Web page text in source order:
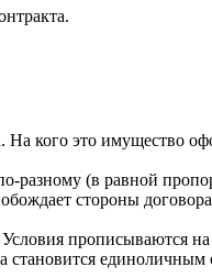
На кого это имущество
разному (в равной
стороны
прописываются
становится единоличным